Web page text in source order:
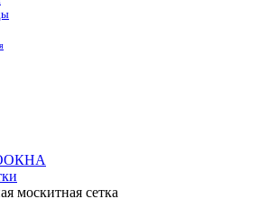
москитная сетка